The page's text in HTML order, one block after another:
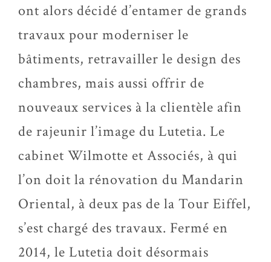
ont alors décidé d’entamer de grands
travaux pour moderniser le
bâtiments, retravailler le design des
chambres, mais aussi offrir de
nouveaux services à la clientèle afin
de rajeunir l’image du Lutetia. Le
cabinet Wilmotte et Associés, à qui
l’on doit la rénovation du Mandarin
Oriental, à deux pas de la Tour Eiffel,
s’est chargé des travaux. Fermé en
2014, le Lutetia doit désormais